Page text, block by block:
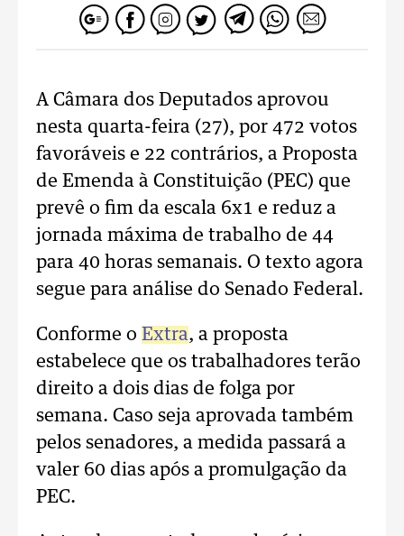
A Câmara dos Deputados aprovou
nesta quarta-feira (27), por 472 votos
favoráveis e 22 contrários, a Proposta
de Emenda à Constituição (PEC) que
prevê o fim da escala 6x1 e reduz a
jornada máxima de trabalho de 44
para 40 horas semanais. O texto agora
segue para análise do Senado Federal.
Conforme o Extra, a proposta
estabelece que os trabalhadores terão
direito a dois dias de folga por
semana. Caso seja aprovada também
pelos senadores, a medida passará a
valer 60 dias após a promulgação da
PEC.